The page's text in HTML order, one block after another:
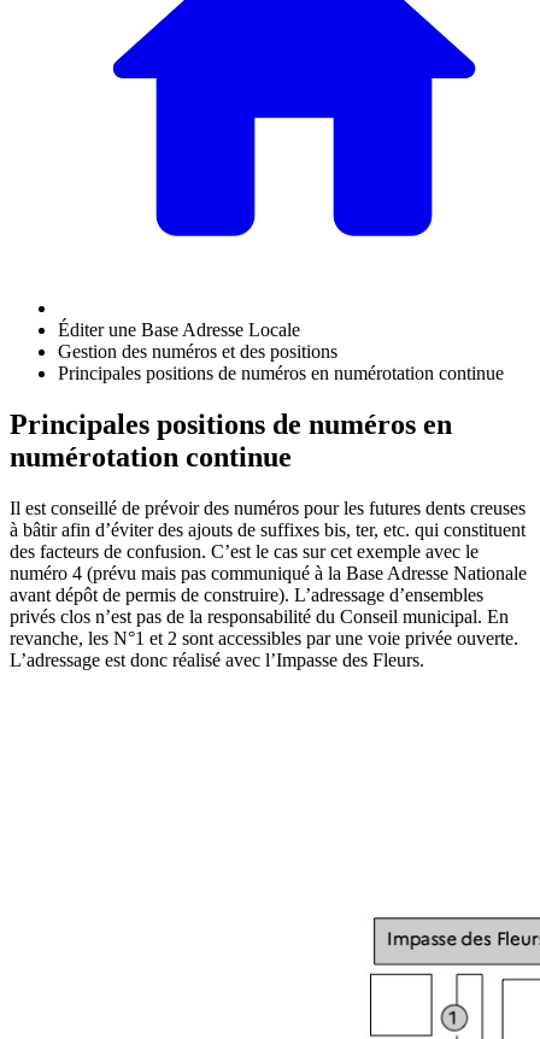
Éditer une Base Adresse Locale
Gestion des numéros et des positions
Principales positions de numéros en numérotation continue
Principales positions de numéros en
numérotation continue
Il est conseillé de prévoir des numéros pour les futures dents creuses
à bâtir afin d’éviter des ajouts de suffixes bis, ter, etc. qui constituent
des facteurs de confusion. C’est le cas sur cet exemple avec le
numéro 4 (prévu mais pas communiqué à la Base Adresse Nationale
avant dépôt de permis de construire). L’adressage d’ensembles
privés clos n’est pas de la responsabilité du Conseil municipal. En
revanche, les N°1 et 2 sont accessibles par une voie privée ouverte.
L’adressage est donc réalisé avec l’Impasse des Fleurs.